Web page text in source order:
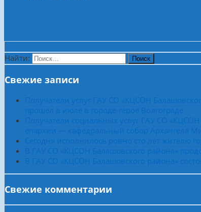
Найти:
Свежие записи
Получатели услуг ГАУ СО «КЦСОН
прошел в июле в городе-герое Волгограде
Получатели социальных услуг ГАУ СО
епархии — кафедральный собор Архангела
Сегодня исполнилось ровно сто лет жителю
В ГАУ СО «КЦСОН Балашовского района»
В ГАУ СО «КЦСОН Балашовского района»
Свежие комментарии